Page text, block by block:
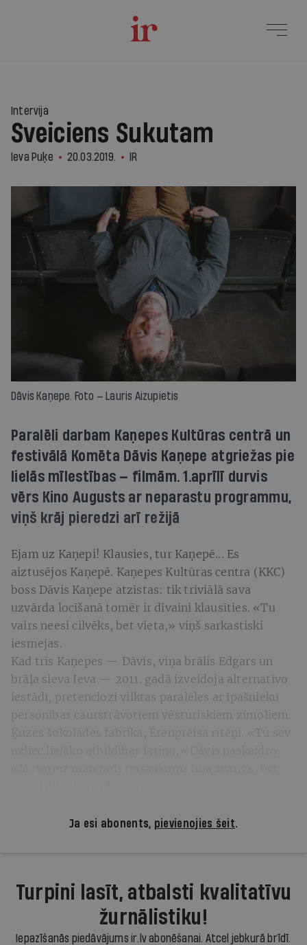
Intervija
Sveiciens Sukutam
Ieva Puķe 20.03.2019. IR
Dāvis Kaņepe. Foto — Lauris Aizupietis
Paralēli darbam Kaņepes Kultūras centrā un
festivālā Komēta Dāvis Kaņepe atgriežas pie
lielās mīlestības — filmām. 1.aprīlī durvis
vērs Kino Augusts ar neparastu programmu,
viņš krāj pieredzi arī režijā
Ejam uz Kaņepi! Klausies, tur Kaņepē... Es
aiztusējos Kaņepē. Kaņepes Kultūras centra (KKC)
boss Dāvis Kaņepe atzīstas: tik triviālā sava
uzvārda locīšanā tomēr ir dīvaini klausīties. «Tu
vairs neesi cilvēks, bet vieta,» viņš sarkastiski
iesmejas.
Kad trīs Kaņepes — Dāvis, viņa brālis Edgars un
brāļa sieva Ieva — 2011. gadā izveidoja alternatīvo
iestādi, pretenciozi vilktas paralēles ar īpašnieku
personības caurstrāvotiem vēsturiskiem zīmoliem.
Ja esi abonents, pievienojies šeit.
Turpini lasīt, atbalsti kvalitatīvu
žurnālistiku!
Iepazīšanās piedāvājums ir.lv abonēšanai. Atcel jebkurā brīdī.